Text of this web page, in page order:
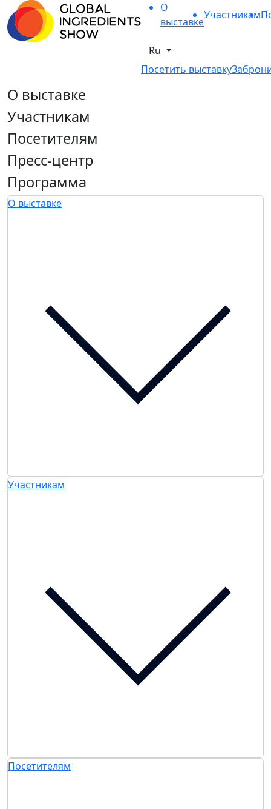
О
выставке
Участникам
Ru
Посетить выставку
О выставке
Участникам
Посетителям
Пресс-центр
Программа
О выставке
Участникам
Посетителям